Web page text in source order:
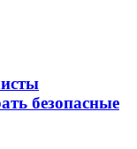
безопасные